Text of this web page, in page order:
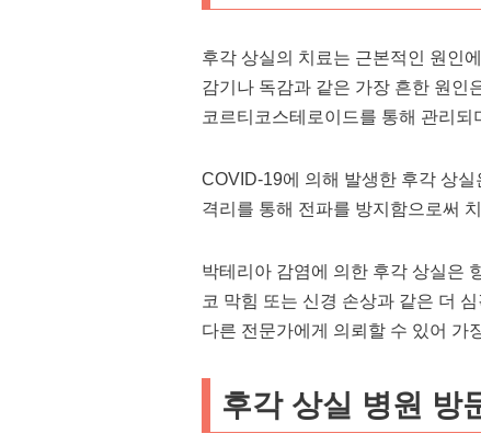
후각 상실의 치료는 근본적인 원인
감기나 독감과 같은 가장 흔한 원인
코르티코스테로이드를 통해 관리
COVID-19에 의해 발생한 후각 상실
격리를 통해 전파를 방지함으로써
박테리아 감염에 의한 후각 상실은
코 막힘 또는 신경 손상과 같은 더
다른 전문가에게 의뢰할 수 있어 가
후각 상실 병원 방